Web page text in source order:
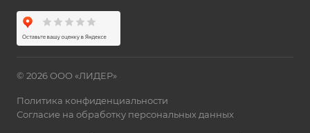
© 2026 ООО «ЛИДЕР»
Политика конфиденциальности
Согласие на обработку персональных данных